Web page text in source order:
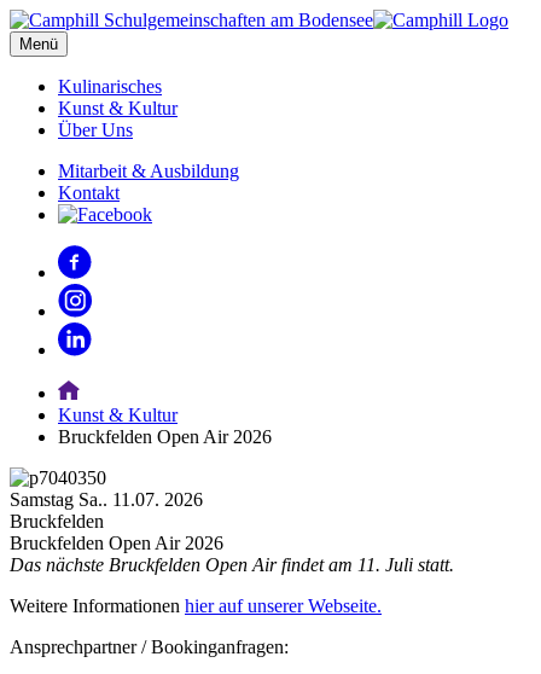
Menü
Kulinarisches
Kunst & Kultur
Über Uns
Mitarbeit & Ausbildung
Kontakt
Kunst & Kultur
Bruckfelden Open Air 2026
Samstag Sa.. 11.07. 2026
Bruckfelden
Bruckfelden Open Air 2026
Das nächste Bruckfelden Open Air findet am 11. Juli statt.
Weitere Informationen hier auf unserer Webseite.
Ansprechpartner / Bookinganfragen: